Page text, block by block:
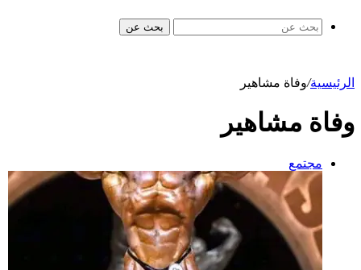
بحث عن
الرئيسية/وفاة مشاهير
وفاة مشاهير
مجتمع